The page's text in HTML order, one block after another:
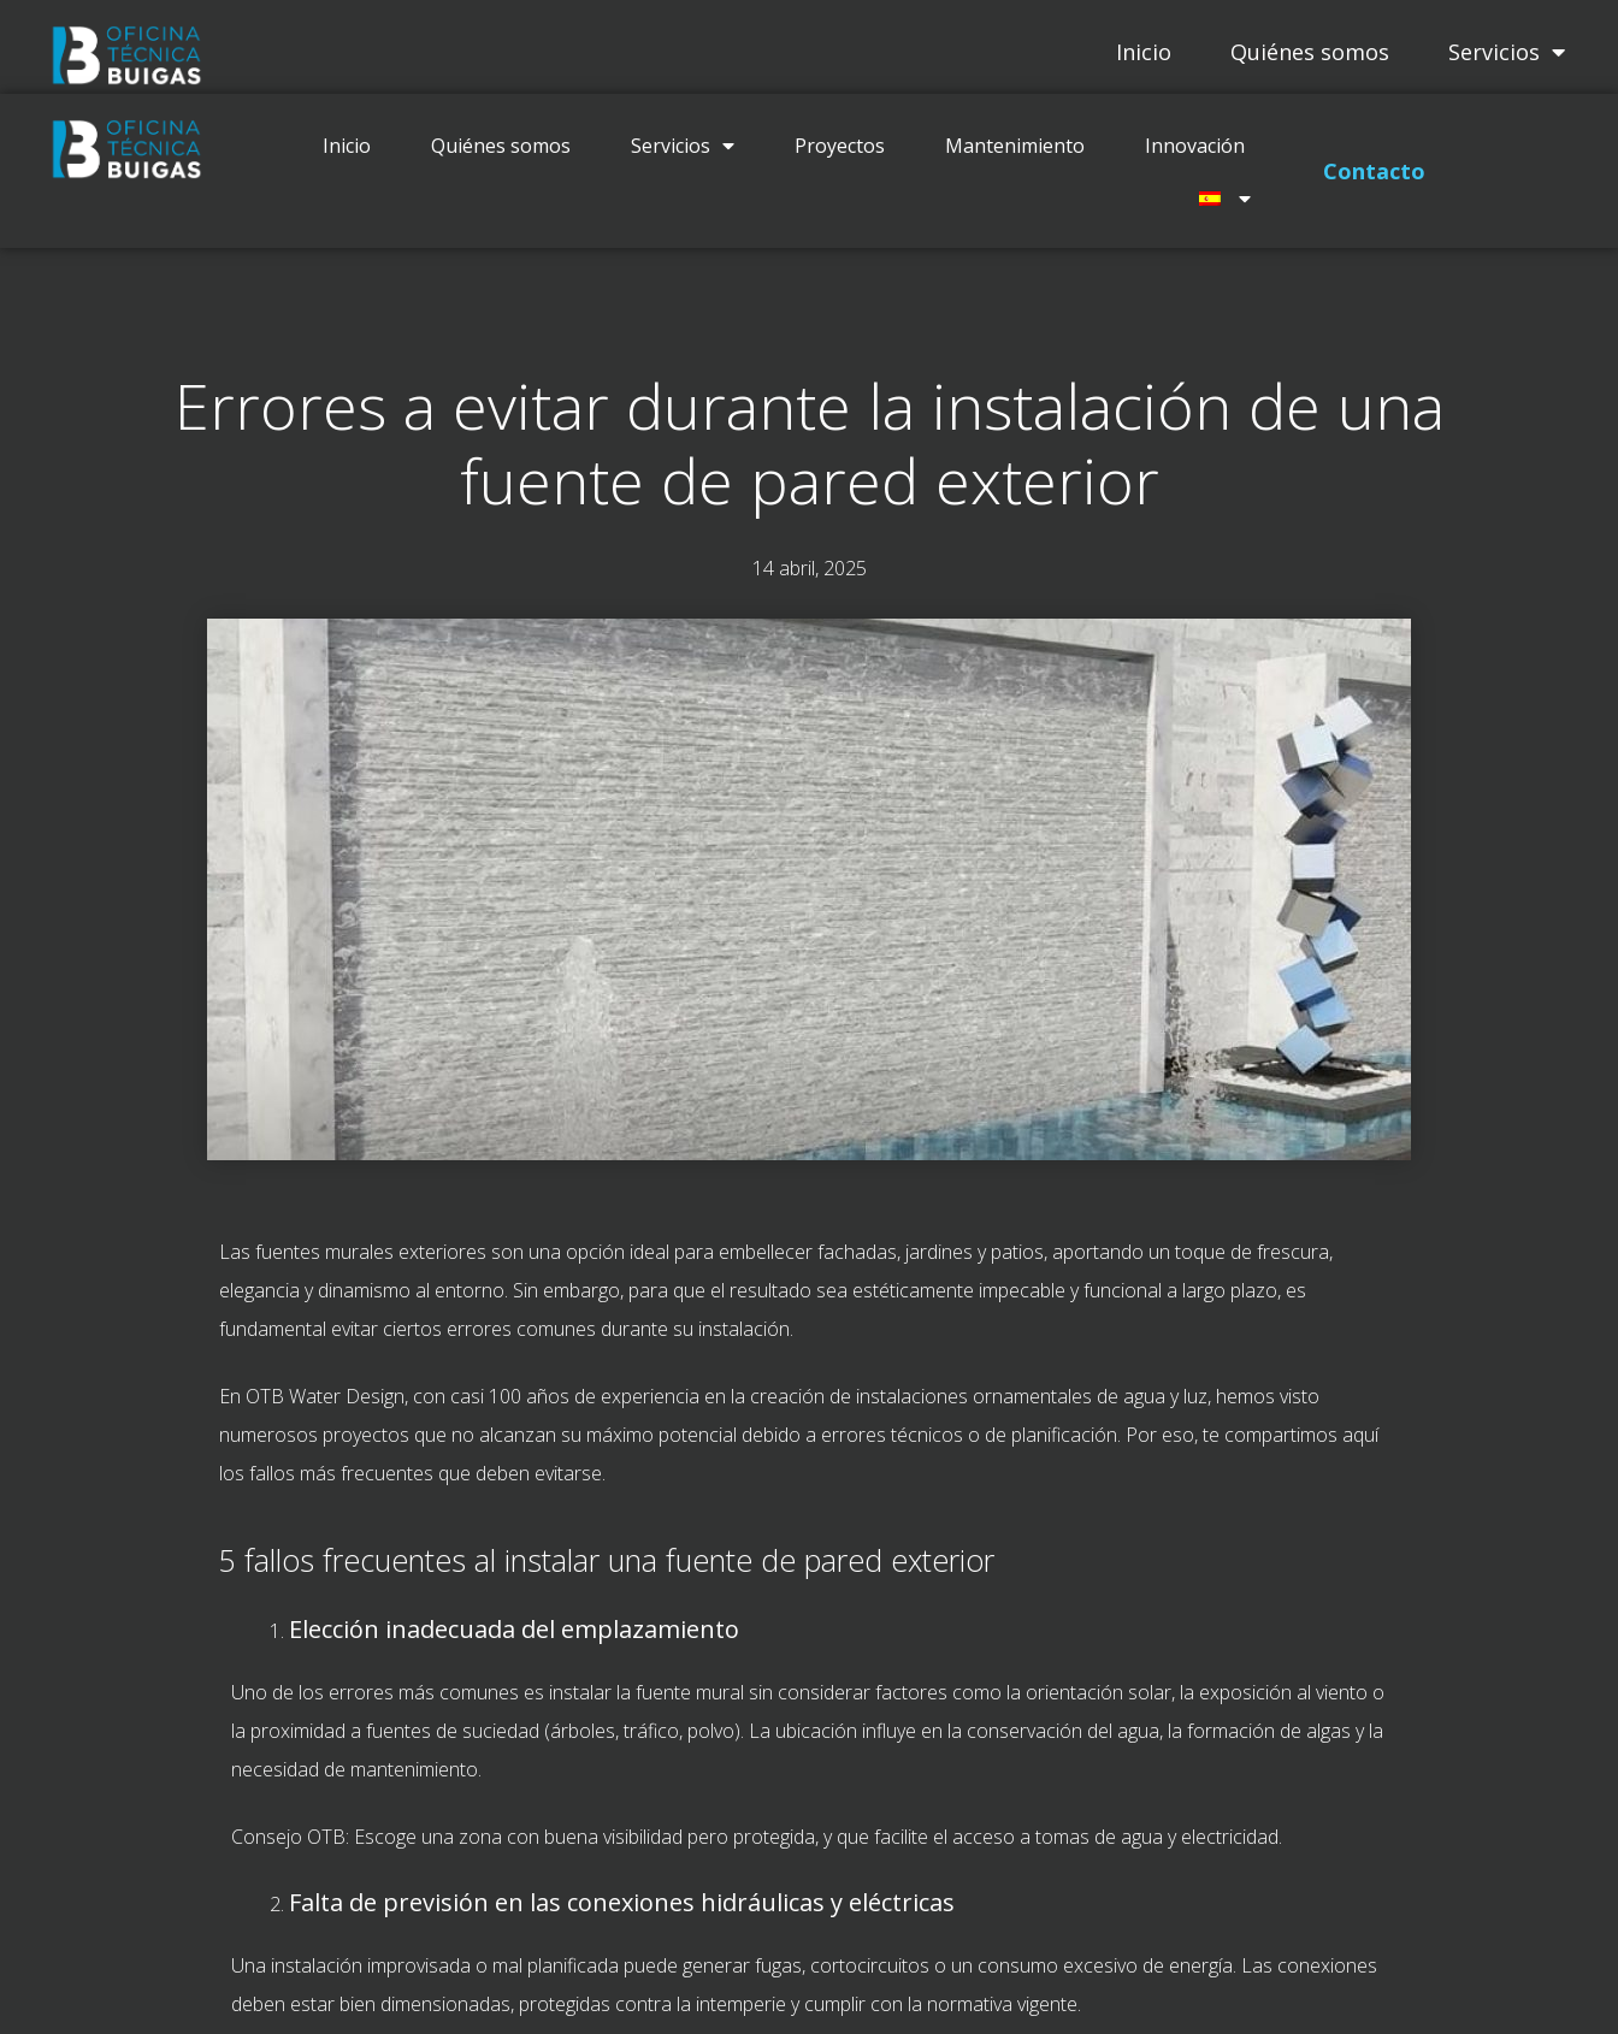
Inicio Quiénes somos
Servicios
Innovación
Inicio Quiénes somos Servicios Proyectos Mantenimiento Innovación
Contacto
Errores a evitar durante la instalación de una
fuente de pared exterior
14 abril, 2025
Las fuentes murales exteriores son una opción ideal para embellecer fachadas, jardines y patios, aportando un toque de frescura,
elegancia y dinamismo al entorno. Sin embargo, para que el resultado sea estéticamente impecable y funcional a largo plazo, es
fundamental evitar ciertos errores comunes durante su instalación.
En OTB Water Design, con casi 100 años de experiencia en la creación de instalaciones ornamentales de agua y luz, hemos visto
numerosos proyectos que no alcanzan su máximo potencial debido a errores técnicos o de planificación. Por eso, te compartimos aquí
los fallos más frecuentes que deben evitarse.
5 fallos frecuentes al instalar una fuente de pared exterior
Elección inadecuada del emplazamiento
Uno de los errores más comunes es instalar la fuente mural sin considerar factores como la orientación solar, la exposición al viento o
la proximidad a fuentes de suciedad (árboles, tráfico, polvo). La ubicación influye en la conservación del agua, la formación de algas y la
necesidad de mantenimiento.
Consejo OTB: Escoge una zona con buena visibilidad pero protegida, y que facilite el acceso a tomas de agua y electricidad.
Falta de previsión en las conexiones hidráulicas y eléctricas
Una instalación improvisada o mal planificada puede generar fugas, cortocircuitos o un consumo excesivo de energía. Las conexiones
deben estar bien dimensionadas, protegidas contra la intemperie y cumplir con la normativa vigente.